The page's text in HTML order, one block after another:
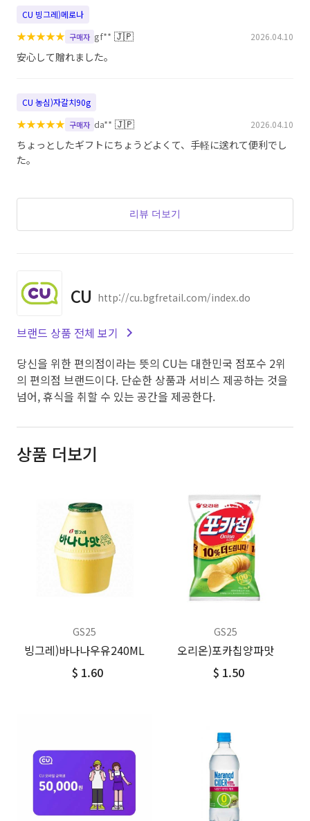
CU 빙그레)메로나
★★★★★ 구매자 gf** 🇯🇵 2026.04.10
安心して贈れました。
CU 농심)자갈치90g
★★★★★ 구매자 da** 🇯🇵 2026.04.10
ちょっとしたギフトにちょうどよくて、手軽に送れて便利でし
た。
리뷰 더보기
CU http://cu.bgfretail.com/index.do
브랜드 상품 전체 보기
당신을 위한 편의점이라는 뜻의 CU는 대한민국 점포수 2위
의 편의점 브랜드이다. 단순한 상품과 서비스 제공하는 것을
넘어, 휴식을 취할 수 있는 공간을 제공한다.
상품 더보기
GS25
빙그레)바나나우유240ML
$ 1.60
GS25
오리온)포카칩양파맛
$ 1.50